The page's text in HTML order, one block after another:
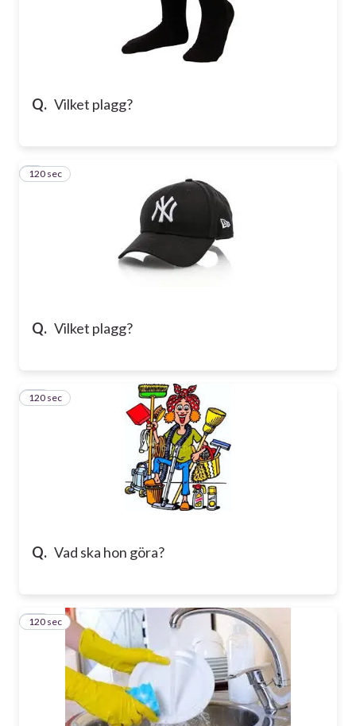
Q. Vilket plagg?
Q. Vilket plagg?
9
120 sec
Q. Vad ska hon göra?
10
120 sec
11
120 sec